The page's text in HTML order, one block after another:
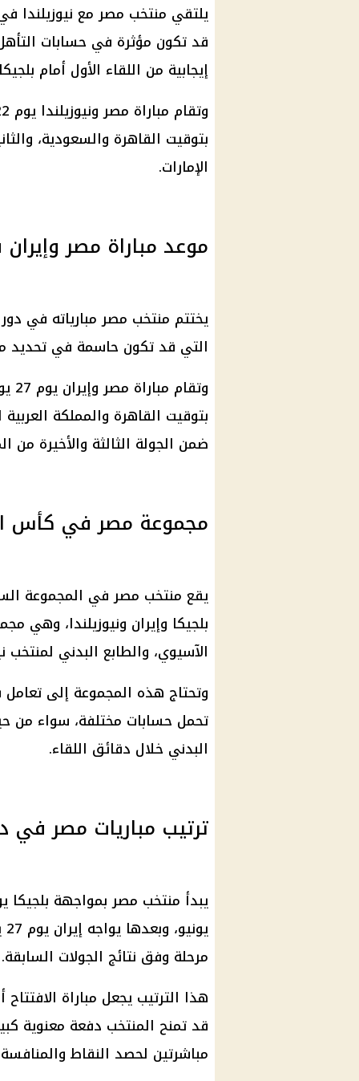
يلتقي منتخب مصر مع نيوزيلندا
قد تكون مؤثرة في حسابات
إيجابية من اللقاء الأول أمام
بتوقيت القاهرة والسعودية،
الإمارات.
موعد مباراة مصر وإيران
يختتم منتخب مصر مبارياته في
التي قد تكون حاسمة في تحديد
بتوقيت القاهرة والمملكة
ضمن الجولة الثالثة والأخيرة من
مجموعة مصر في كأس
بلجيكا وإيران ونيوزيلندا، وهي
الآسيوي، والطابع البدني لمنتخب
وتحتاج هذه المجموعة إلى
تحمل حسابات مختلفة، سواء من
البدني خلال دقائق اللقاء.
ترتيب مباريات مصر في
مرحلة وفق نتائج الجولات السابقة.
هذا الترتيب يجعل مباراة
قد تمنح المنتخب دفعة معنوية
مباشرتين لحصد النقاط